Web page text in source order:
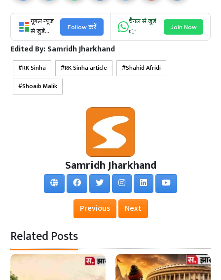
गूगल न्यूज
से जुड़ें...
Follow करें
चैनल से जुड़ें
👉
Join Now
Edited By:Samridh Jharkhand
RK Sinha RK Sinha article
Shahid Afridi
Shoaib Malik
Samridh Jharkhand
Previous Next
Related Posts